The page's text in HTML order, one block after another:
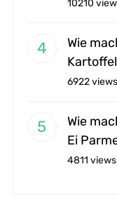
10210
Wie
6922 views
Wie
Ei
4811 views